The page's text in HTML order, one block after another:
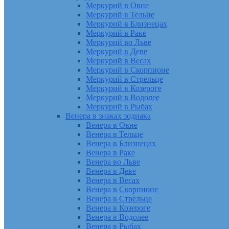
Меркурий в Овне
Меркурий в Тельце
Меркурий в Близнецах
Меркурий в Раке
Меркурий во Льве
Меркурий в Деве
Меркурий в Весах
Меркурий в Скорпионе
Меркурий в Стрельце
Меркурий в Козероге
Меркурий в Водолее
Меркурий в Рыбах
Венера в знаках зодиака
Венера в Овне
Венера в Тельце
Венера в Близнецах
Венера в Раке
Венера во Льве
Венера в Деве
Венера в Весах
Венера в Скорпионе
Венера в Стрельце
Венера в Козероге
Венера в Водолее
Венера в Рыбах